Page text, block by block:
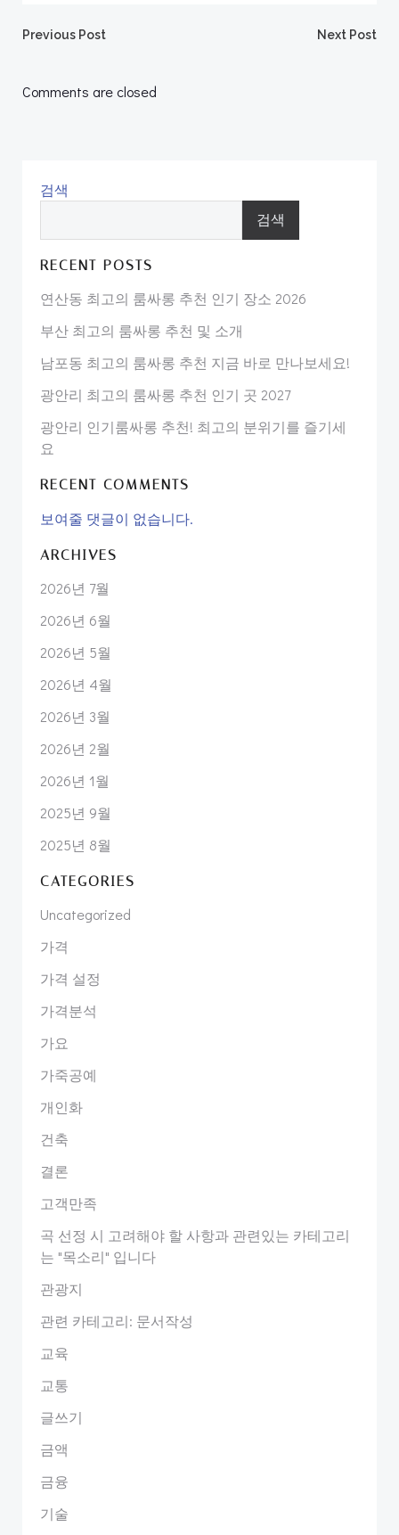
Post
navigation
Previous Post Next Post
Comments are closed
검색
검색
RECENT POSTS
연산동 최고의 룸싸롱 추천 인기 장소 2026
부산 최고의 룸싸롱 추천 및 소개
남포동 최고의 룸싸롱 추천 지금 바로 만나보세요!
광안리 최고의 룸싸롱 추천 인기 곳 2027
광안리 인기룸싸롱 추천! 최고의 분위기를 즐기세
요
RECENT COMMENTS
보여줄 댓글이 없습니다.
ARCHIVES
2026년 7월
2026년 6월
2026년 5월
2026년 4월
2026년 3월
2026년 2월
2026년 1월
2025년 9월
2025년 8월
CATEGORIES
Uncategorized
가격
가격 설정
가격분석
가요
가죽공예
개인화
건축
결론
고객만족
곡 선정 시 고려해야 할 사항과 관련있는 카테고리
는 "목소리" 입니다
관광지
관련 카테고리: 문서작성
교육
교통
글쓰기
금액
금융
기술